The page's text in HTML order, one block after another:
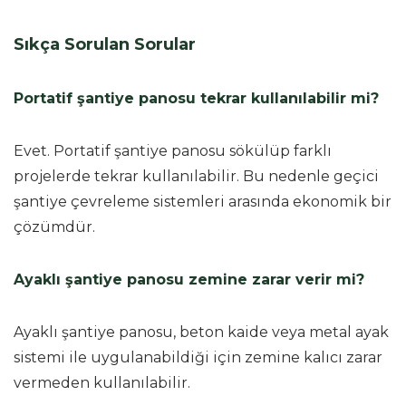
Sıkça Sorulan Sorular
Portatif şantiye panosu tekrar kullanılabilir mi?
Evet. Portatif şantiye panosu sökülüp farklı
projelerde tekrar kullanılabilir. Bu nedenle geçici
şantiye çevreleme sistemleri arasında ekonomik bir
çözümdür.
Ayaklı şantiye panosu zemine zarar verir mi?
Ayaklı şantiye panosu, beton kaide veya metal ayak
sistemi ile uygulanabildiği için zemine kalıcı zarar
vermeden kullanılabilir.